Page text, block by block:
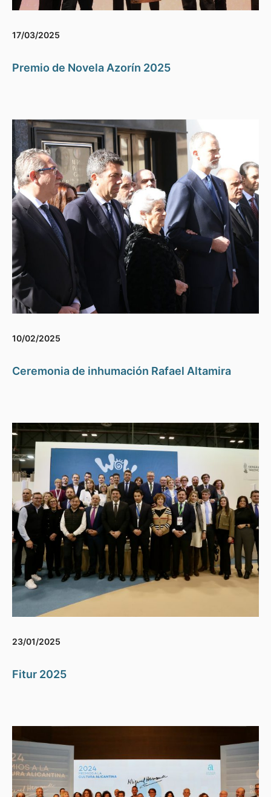
17/03/2025
Premio de Novela Azorín 2025
10/02/2025
Ceremonia de inhumación Rafael Altamira
23/01/2025
Fitur 2025